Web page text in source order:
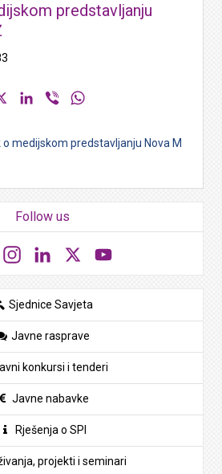
predstavljanju
LinkedIn
Viber
medijskom predstavljanju Nova M
Follow us
FacebookInstagramLinkedIn
Sjednice Savjeta
Javne rasprave
konkursi i tenderi
Javne nabavke
Rješenja o SPI
projekti i seminari